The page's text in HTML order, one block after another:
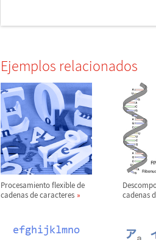
Ejemplos relacionados
Procesamiento flexible de
cadenas de caracteres
cadenas